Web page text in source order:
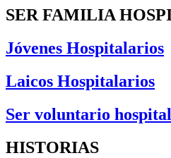
SER FAMILIA
Jóvenes Hospitalarios
Laicos Hospitalarios
Ser voluntario
HISTORIAS